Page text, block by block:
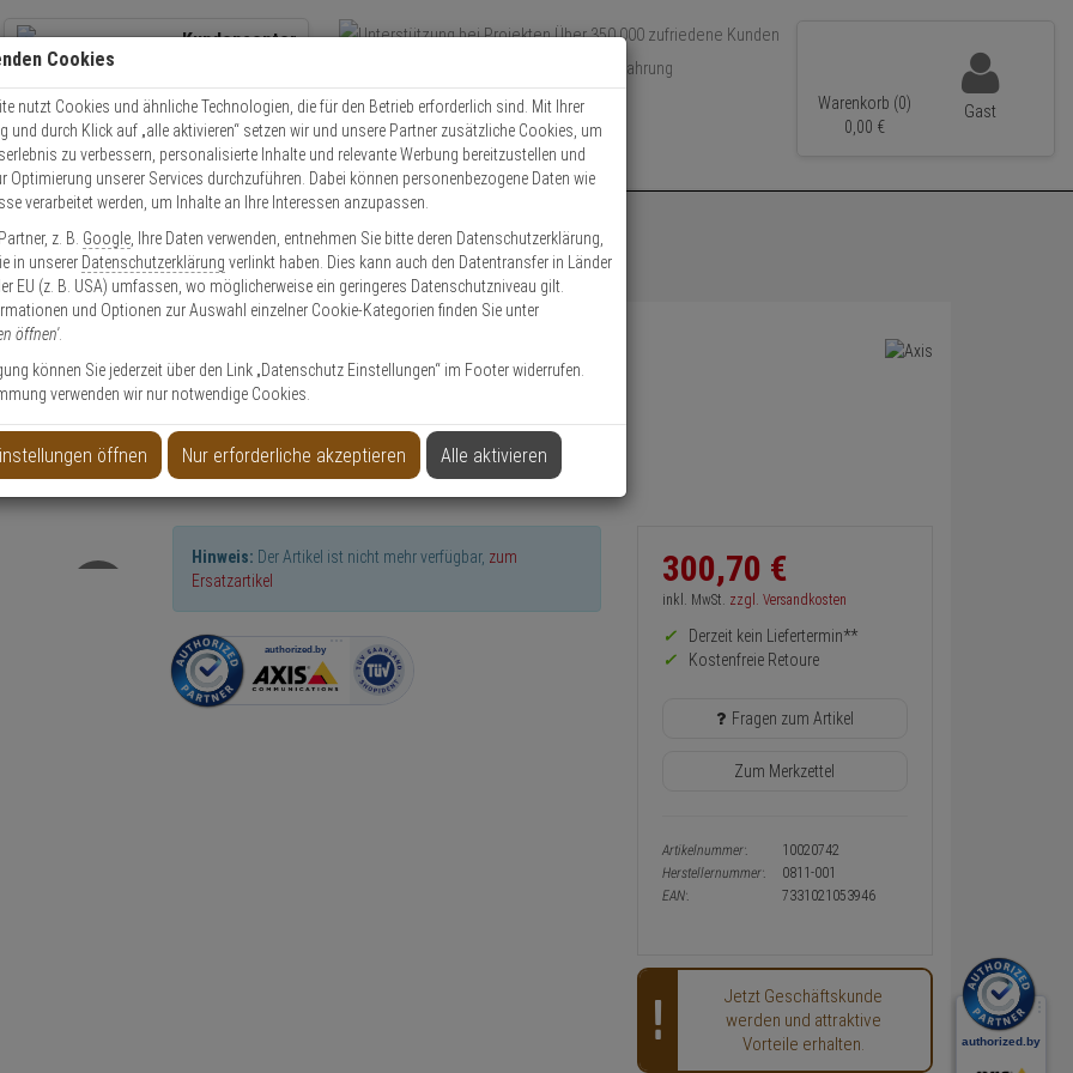
Kundencenter
Kontaktservice nutzen
Mo. - Do.: 8:00 - 16:30 Fr. 8:00 - 14:00 Uhr
Über 350.000 zufriedene Kunden
Über 15 Jahre Erfahrung
Schneller Versand
Warenkorb (0)
0, 00 €
Gast
L IP-Kamera 1080p Tag/Nacht IR PIR PoE
Nacht IR PIR PoE
Hinweis: Der Artikel ist nicht mehr verfügbar, zum
Ersatzartikel
Informationen
zurück
Preis,
und
Warenkorb-
300,70 €
inkl. MwSt. zzgl. Versandkosten
Derzeit kein Liefertermin**
Kostenfreie Retoure
Fragen zum Artikel
Zum Merkzettel
Artikelnummer:
10020742
Herstellernummer:
0811-001
EAN:
7331021053946
Jetzt Geschäftskunde
werden und attraktive
Vorteile erhalten.
Cookies
nutzt Cookies und ähnliche Technologien, die für den Betrieb erforderlich sind. Mit Ihrer
und durch Klick auf „alle aktivieren“ setzen wir und unsere Partner zusätzliche Cookies, um
zu verbessern, personalisierte Inhalte und relevante Werbung bereitzustellen und
Optimierung unserer Services durchzuführen. Dabei können personenbezogene Daten wie
verarbeitet werden, um Inhalte an Ihre Interessen anzupassen.
z. B. Google , Ihre Daten verwenden, entnehmen Sie bitte deren Datenschutzerklärung,
in unserer Datenschutzerklärung verlinkt haben. Dies kann auch den Datentransfer in Länder
EU (z. B. USA) umfassen, wo möglicherweise ein geringeres Datenschutzniveau gilt.
und Optionen zur Auswahl einzelner Cookie-Kategorien finden Sie unter
öffnen'.
können Sie jederzeit über den Link „Datenschutz Einstellungen“ im Footer widerrufen.
verwenden wir nur notwendige Cookies.
öffnen Nur erforderliche akzeptieren Alle aktivieren